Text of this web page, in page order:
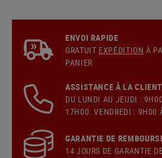
ENVOI RAPIDE
GRATUIT EXPÉDITION À
PANIER
ASSISTANCE À LA
DU LUNDI AU JEUDI :
17H00. VENDREDI : 9H00
GARANTIE DE
14 JOURS DE GARANTIE